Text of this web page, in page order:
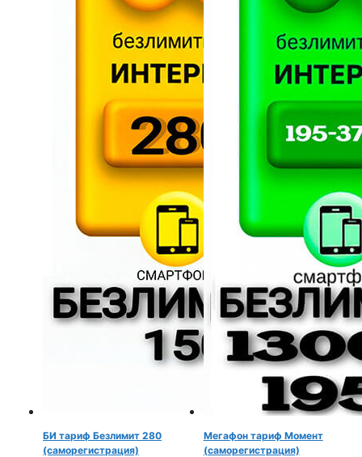
БИ тариф Безлимит 280
(саморегистрация)
Мегафон тариф Момент
(саморегистрация)